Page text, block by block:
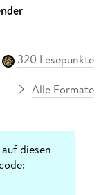
320 Lesepunkte
Alle Formate
auf diesen